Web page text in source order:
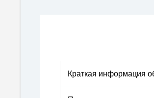
Краткая информация